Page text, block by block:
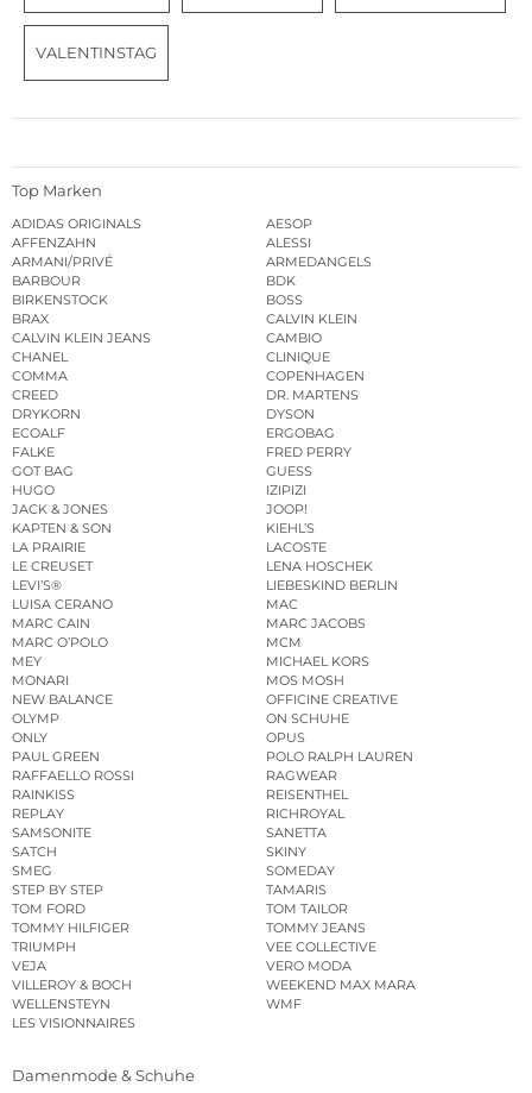
VALENTINSTAG
Top Marken
ADIDAS ORIGINALS
AESOP
AFFENZAHN
ALESSI
ARMANI/PRIVÉ
ARMEDANGELS
BARBOUR
BDK
BIRKENSTOCK
BOSS
BRAX
CALVIN KLEIN
CALVIN KLEIN JEANS
CAMBIO
CHANEL
CLINIQUE
COMMA
COPENHAGEN
CREED
DR. MARTENS
DRYKORN
DYSON
ECOALF
ERGOBAG
FALKE
FRED PERRY
GOT BAG
GUESS
HUGO
IZIPIZI
JACK & JONES
JOOP!
KAPTEN & SON
KIEHL’S
LA PRAIRIE
LACOSTE
LE CREUSET
LENA HOSCHEK
LEVI’S®
LIEBESKIND BERLIN
LUISA CERANO
MAC
MARC CAIN
MARC JACOBS
MARC O’POLO
MCM
MEY
MICHAEL KORS
MONARI
MOS MOSH
NEW BALANCE
OFFICINE CREATIVE
OLYMP
ON SCHUHE
ONLY
OPUS
PAUL GREEN
POLO RALPH LAUREN
RAFFAELLO ROSSI
RAGWEAR
RAINKISS
REISENTHEL
REPLAY
RICHROYAL
SAMSONITE
SANETTA
SATCH
SKINY
SMEG
SOMEDAY
STEP BY STEP
TAMARIS
TOM FORD
TOM TAILOR
TOMMY HILFIGER
TOMMY JEANS
TRIUMPH
VEE COLLECTIVE
VEJA
VERO MODA
VILLEROY & BOCH
WEEKEND MAX MARA
WELLENSTEYN
WMF
LES VISIONNAIRES
Damenmode & Schuhe